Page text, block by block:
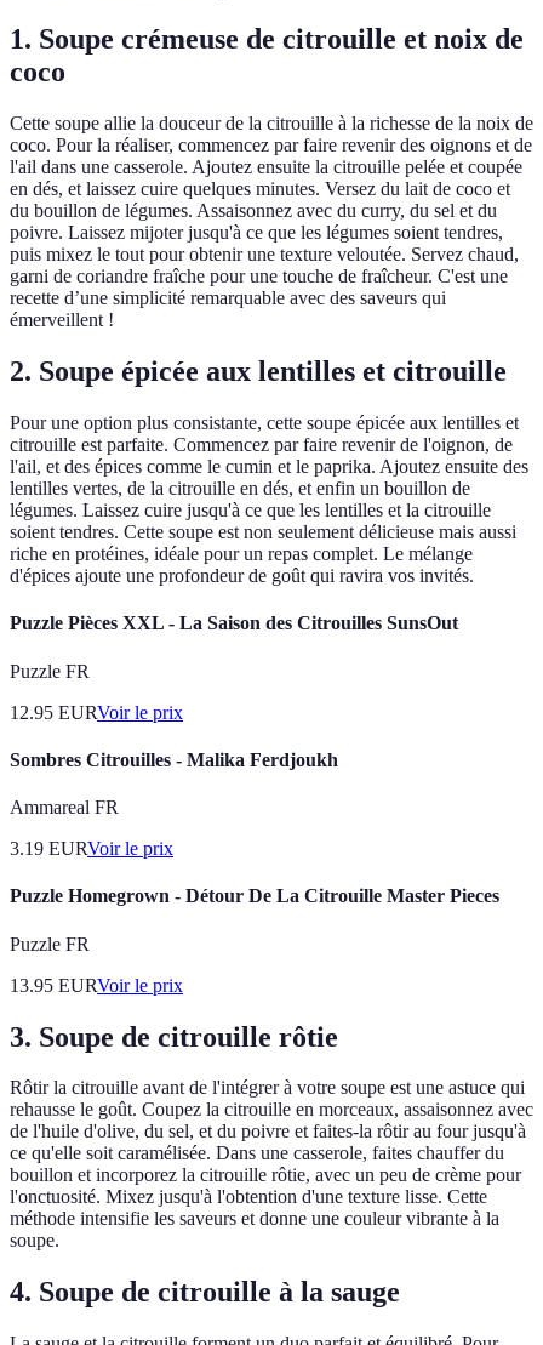
1. Soupe crémeuse de citrouille et noix de
coco
Cette soupe allie la douceur de la citrouille à la richesse de la noix de
coco. Pour la réaliser, commencez par faire revenir des oignons et de
l'ail dans une casserole. Ajoutez ensuite la citrouille pelée et coupée
en dés, et laissez cuire quelques minutes. Versez du lait de coco et
du bouillon de légumes. Assaisonnez avec du curry, du sel et du
poivre. Laissez mijoter jusqu'à ce que les légumes soient tendres,
puis mixez le tout pour obtenir une texture veloutée. Servez chaud,
garni de coriandre fraîche pour une touche de fraîcheur. C'est une
recette d’une simplicité remarquable avec des saveurs qui
émerveillent !
2. Soupe épicée aux lentilles et citrouille
Pour une option plus consistante, cette soupe épicée aux lentilles et
citrouille est parfaite. Commencez par faire revenir de l'oignon, de
l'ail, et des épices comme le cumin et le paprika. Ajoutez ensuite des
lentilles vertes, de la citrouille en dés, et enfin un bouillon de
légumes. Laissez cuire jusqu'à ce que les lentilles et la citrouille
soient tendres. Cette soupe est non seulement délicieuse mais aussi
riche en protéines, idéale pour un repas complet. Le mélange
d'épices ajoute une profondeur de goût qui ravira vos invités.
Puzzle Pièces XXL - La Saison des Citrouilles SunsOut
Puzzle FR
12.95 EURVoir le prix
Sombres Citrouilles - Malika Ferdjoukh
Ammareal FR
3.19 EURVoir le prix
Puzzle Homegrown - Détour De La Citrouille Master Pieces
Puzzle FR
13.95 EURVoir le prix
3. Soupe de citrouille rôtie
Rôtir la citrouille avant de l'intégrer à votre soupe est une astuce qui
rehausse le goût. Coupez la citrouille en morceaux, assaisonnez avec
de l'huile d'olive, du sel, et du poivre et faites-la rôtir au four jusqu'à
ce qu'elle soit caramélisée. Dans une casserole, faites chauffer du
bouillon et incorporez la citrouille rôtie, avec un peu de crème pour
l'onctuosité. Mixez jusqu'à l'obtention d'une texture lisse. Cette
méthode intensifie les saveurs et donne une couleur vibrante à la
soupe.
4. Soupe de citrouille à la sauge